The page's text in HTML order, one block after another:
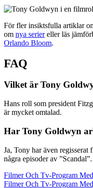
För fler insiktsfulla artiklar
om nya seriereller läs
Orlando Bloom.
FAQ
Vilket är Tony
Hans roll som president
är mycket omtalad.
Har Tony Goldwyn
Ja, Tony har även
några episoder av ”Scandal”.
Filmer Och Tv-Program
Filmer Och Tv-Program